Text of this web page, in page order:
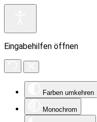
Eingabehilfen öffnen
Farben umkehren
Monochrom